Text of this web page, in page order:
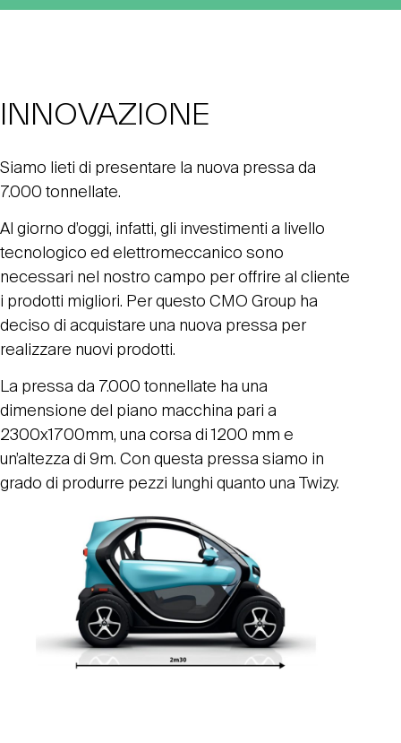
INNOVAZIONE
Siamo lieti di presentare la nuova pressa da
7.000 tonnellate.
Al giorno d’oggi, infatti, gli investimenti a livello
tecnologico ed elettromeccanico sono
necessari nel nostro campo per offrire al cliente
i prodotti migliori. Per questo CMO Group ha
deciso di acquistare una nuova pressa per
realizzare nuovi prodotti.
La pressa da 7.000 tonnellate ha una
dimensione del piano macchina pari a
2300x1700mm, una corsa di 1200 mm e
un’altezza di 9m. Con questa pressa siamo in
grado di produrre pezzi lunghi quanto una Twizy.